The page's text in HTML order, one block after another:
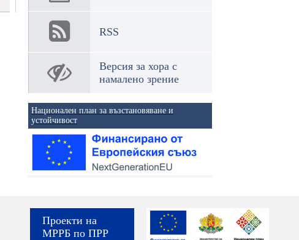
RSS
Версия за хора с
намалено зрение
Национален план за възстановяване и
устойчивост
Проекти на
МРРБ по ПРР